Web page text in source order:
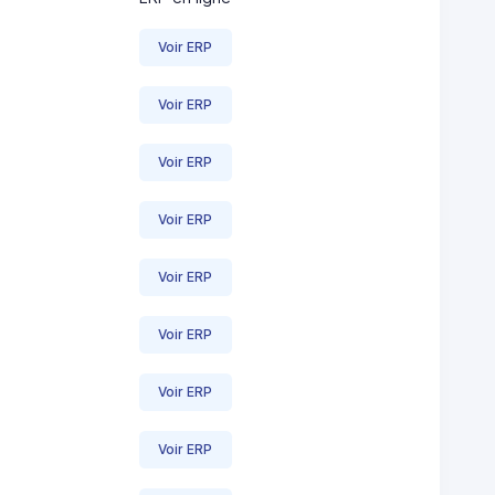
Voir ERP
Voir ERP
Voir ERP
Voir ERP
Voir ERP
Voir ERP
Voir ERP
Voir ERP